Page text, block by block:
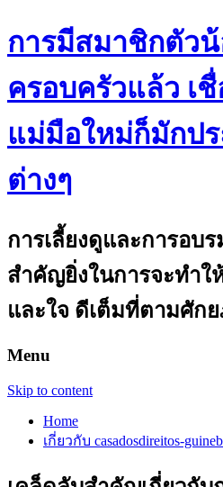
การมีสมาชิกตัว
ครอบครัวแล้ว
แม่มือใหม่ก็มักป
ต่างๆ
การเลี้ยงดูและการอบ
สำคัญยิ่งในการจะทำใ
และใจ ดีเต็มที่ตามศัก
Menu
Skip to content
Home
เกี่ยวกับ casadosdireitos-